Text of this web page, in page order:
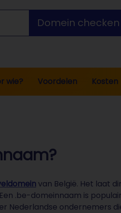
Domein checken
wie? Voordelen Kosten
van België. Het laat
.be-domeinnaam is
Nederlandse ondernemers